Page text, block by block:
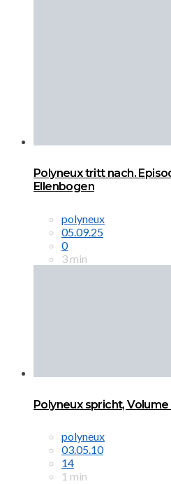
Polyneux tritt nach.
Ellenbogen
polyneux
05.09.25
0
3 min
Polyneux spricht, Volume
polyneux
03.05.10
14
1 min